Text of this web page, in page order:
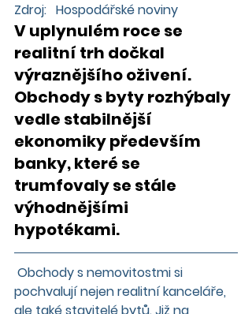
Zdroj:   Hospodářské noviny
V uplynulém roce se
realitní trh dočkal
výraznějšího oživení.
Obchody s byty rozhýbaly
vedle stabilnější
ekonomiky především
banky, které se
trumfovaly se stále
výhodnějšími
hypotékami.
pochvalují nejen realitní kanceláře,